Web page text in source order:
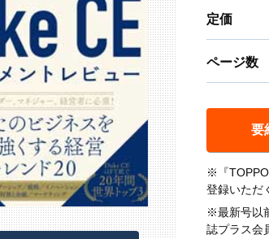
定価
ページ数
要
※『
登録いただ
※最新号以
誌プラス会